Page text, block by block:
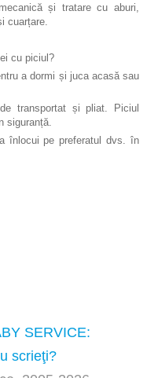
și tratare cu aburi,
cuarțare.
cu piciul?
a dormi și juca acasă sau
transportat și pliat. Piciul
siguranță.
pe preferatul dvs. în
SERVICE:
scrieţi?